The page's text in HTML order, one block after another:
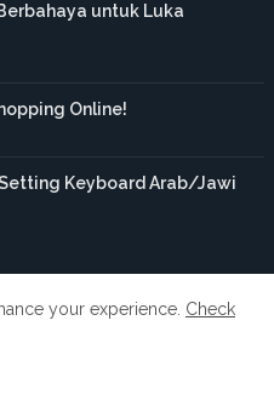
untuk Luka
Online!
Keyboard Arab/Jawi
your experience. Check